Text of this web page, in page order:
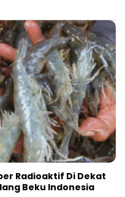
Radioaktif Di Dekat
Beku Indonesia